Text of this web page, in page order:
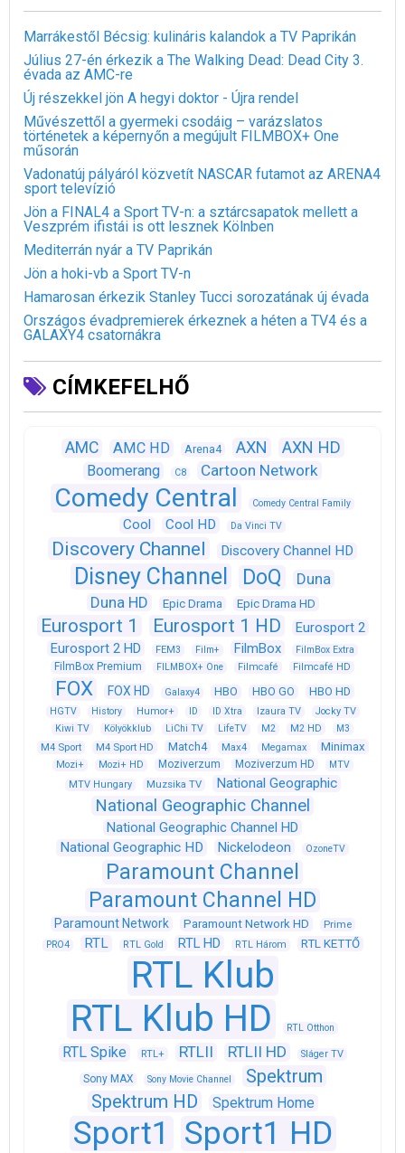
Marrákestől Bécsig: kulináris kalandok a TV Paprikán
Július 27-én érkezik a The Walking Dead: Dead City 3.
évada az AMC-re
Új részekkel jön A hegyi doktor - Újra rendel
Művészettől a gyermeki csodáig – varázslatos
történetek a képernyőn a megújult FILMBOX+ One
műsorán
Vadonatúj pályáról közvetít NASCAR futamot az ARENA4
sport televízió
Jön a FINAL4 a Sport TV-n: a sztárcsapatok mellett a
Veszprém ifistái is ott lesznek Kölnben
Mediterrán nyár a TV Paprikán
Jön a hoki-vb a Sport TV-n
Hamarosan érkezik Stanley Tucci sorozatának új évada
Országos évadpremierek érkeznek a héten a TV4 és a
GALAXY4 csatornákra
CÍMKEFELHŐ
AMC AMC HD Arena4 AXN AXN HD
Boomerang C8 Cartoon Network
Comedy Central Comedy Central Family
Cool Cool HD Da Vinci TV
Discovery Channel Discovery Channel HD
Disney Channel DoQ
Duna
Duna HD
Epic Drama Epic Drama HD
Eurosport 1 Eurosport 1 HD
Eurosport 2
Eurosport 2 HD
FEM3 Film+ FilmBox FilmBox Extra
FilmBox Premium FILMBOX+ One Filmcafé Filmcafé HD
FOX FOX HD Galaxy4 HBO HBO GO HBO HD
HGTV History Humor+ ID ID Xtra Izaura TV
Jocky TV
Kiwi TV
Kölyökklub LiChi TV LifeTV M2 M2 HD M3
M4 Sport M4 Sport HD Match4 Max4 Megamax Minimax
Mozi+ Mozi+ HD Moziverzum Moziverzum HD
MTV
MTV Hungary
Muzsika TV National Geographic
National Geographic Channel
National Geographic Channel HD
National Geographic HD
Nickelodeon OzoneTV
Paramount Channel
Paramount Channel HD
Paramount Network Paramount Network HD Prime
PRO4 RTL RTL Gold RTL HD RTL Három RTL KETTŐ
RTL Klub
RTL Klub HD
RTL Otthon
RTL Spike RTL+ RTLII RTLII HD Sláger TV
Sony MAX Sony Movie Channel
Spektrum
Spektrum HD
Spektrum Home
Sport1 Sport1 HD